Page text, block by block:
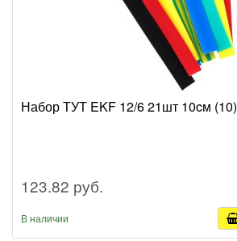
Набор ТУТ EKF 12/6 21шт 10cм (10)
123.82 руб.
В наличии